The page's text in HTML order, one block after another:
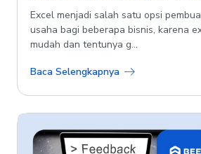
Excel menjadi salah satu opsi
usaha bagi beberapa bisnis, karena
mudah dan tentunya g...
Baca Selengkapnya